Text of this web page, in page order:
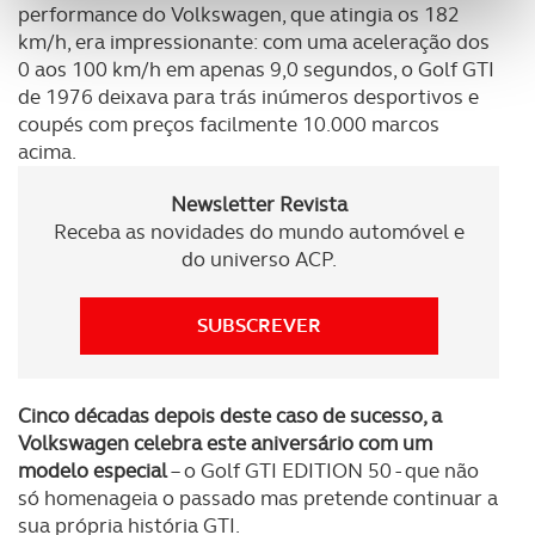
personalizar conteúdos e anúncios, para lhe proporcionar
funcionalidades de redes sociais, bem como para
analisar dados de navegação no nosso website.
Adicionalmente partilhamos informação, relativa à sua
utilização do nosso site de publicidade e de análise, com
O ACP garantirá que as transferências internacionais de
dados pessoais serão realizadas apenas com o seu
consentimento e quando tal se afigure estritamente
necessário no contexto dos serviços a prestar.
tecnologias similares pode ter impacto na sua
experiência de navegação no Website e nos serviços
disponibilizados.
Consulte a política de cookies do site.
performance do Volkswagen, que atingia os 182
km/h, era impressionante: com uma aceleração dos
0 aos 100 km/h em apenas 9,0 segundos, o Golf GTI
de 1976 deixava para trás inúmeros desportivos e
coupés com preços facilmente 10.000 marcos
acima.
Newsletter Revista
Receba as novidades do mundo automóvel e
do universo ACP.
SUBSCREVER
Cinco décadas depois deste caso de sucesso, a
Volkswagen celebra este aniversário com um
modelo especial– o Golf GTI EDITION 50 - que não
só homenageia o passado mas pretende continuar a
sua própria história GTI.